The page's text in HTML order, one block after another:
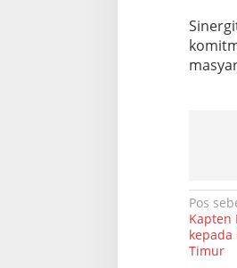
N
a
v
Pos
Kapten
kepada
Timur